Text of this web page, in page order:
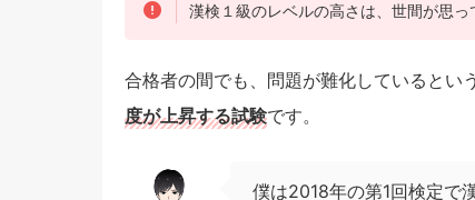
漢検１級のレベルの高さは、世間が思っ
合格者の間でも、問題が難化しているとい
度が上昇する試験です。
僕は2018年の第1回検定で